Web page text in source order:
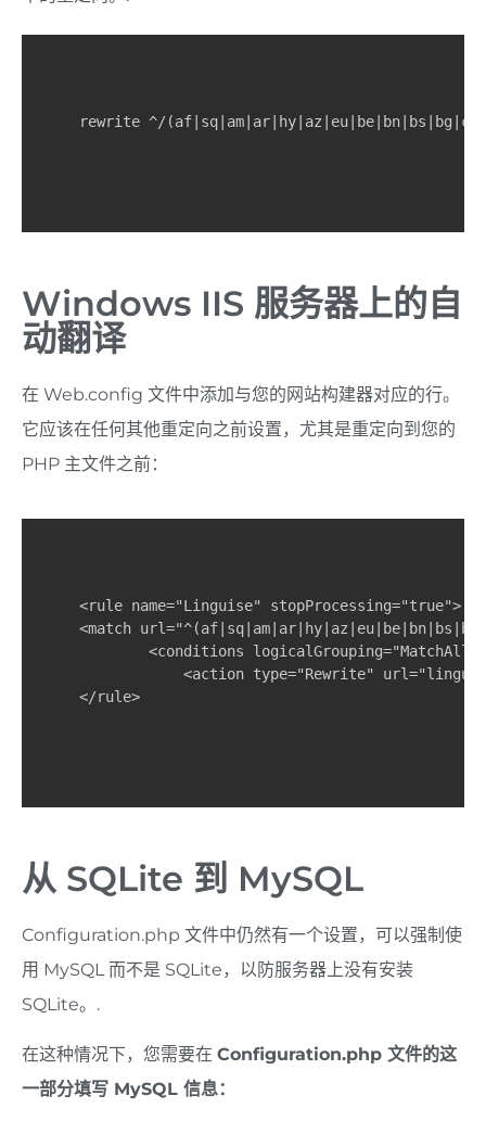
rewrite ^/
Windows IIS 服务器上的自
动翻译
在 Web.config 文件中添加与您的网站构建器对应的行。
它应该在任何其他重定向之前设置，尤其是重定向到您的
PHP 主文件之前：
<rule name="Linguise" stopProcessing="true">
<match
<conditions
<action type="Rewrite"
</rule>
从 SQLite 到 MySQL
Configuration.php 文件中仍然有一个设置，可以强制使
用 MySQL 而不是 SQLite，以防服务器上没有安装
SQLite。.
在这种情况下，您需要在 Configuration.php 文件的这
一部分填写 MySQL 信息：